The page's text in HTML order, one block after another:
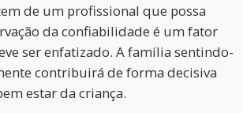
de um profissional que possa
da confiabilidade é um fator
ser enfatizado. A família sentindo-
contribuirá de forma decisiva
estar da criança.